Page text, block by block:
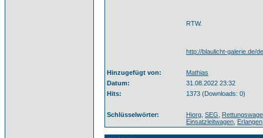
RTW.
http://blaulicht-galerie.de/
Hinzugefügt von:
Mathias
Datum:
31.08.2022 23:32
Hits:
1373 (Downloads: 0)
Schlüsselwörter: Hiorg SEG
Einsatzleitwagen Erlangen